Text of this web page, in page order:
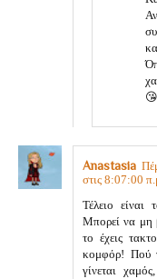
Anastasia
στις 8:07:00
Τέλειο
Μπορεί να μη
το έχεις
κομφόρ! Πού
γίνεται